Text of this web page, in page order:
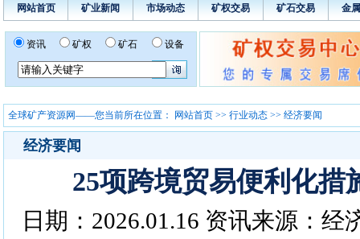
网站首页 矿业新闻 市场动态 矿权交易 矿石交易 金
资讯 矿权 矿石 设备
全球矿产资源网——您当前所在位置： 网站首页 >> 行业动态 >> 经济要闻
经济要闻
25项跨境贸易便利化措
日期：2026.01.16 资讯来源：经